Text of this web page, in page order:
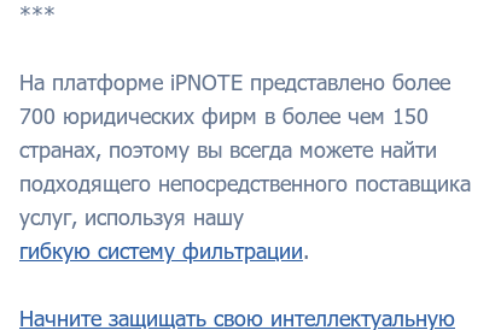
***
На платформе iPNOTE представлено более
700 юридических фирм в более чем 150
странах, поэтому вы всегда можете найти
подходящего непосредственного поставщика
услуг, используя нашу
гибкую систему фильтрации.
Начните защищать свою интеллектуальную